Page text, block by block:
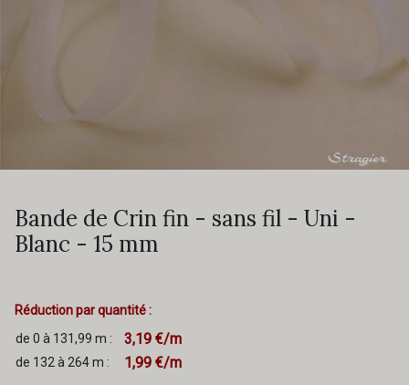
Bande de Crin fin - sans fil - Uni -
Blanc - 15 mm
Réduction par quantité :
de 0 à 131,99 m :
3,19 €/m
de 132 à 264 m : 1,99 €/m